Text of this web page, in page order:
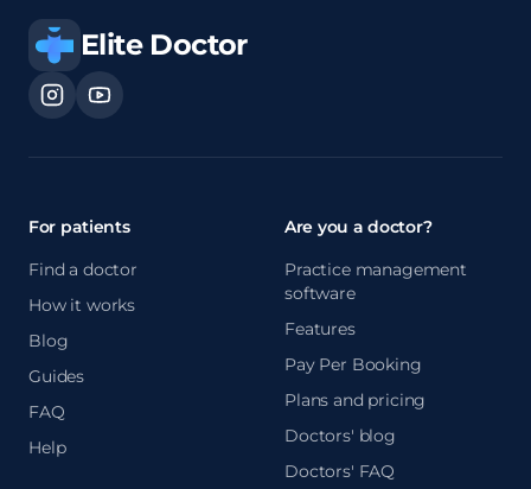
Elite Doctor
For patients
Find a doctor
How it works
Blog
Guides
FAQ
Help
Are you a doctor?
Practice management
software
Features
Pay Per Booking
Plans and pricing
Doctors' blog
Doctors' FAQ